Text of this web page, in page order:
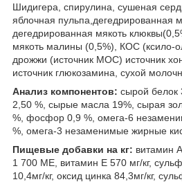
Шидигера, спирулина, сушеная
яблочная пульпа,дегедрированная
дегедрированная мякоть
мякоть малины (0,5%), КОС (ксило-
дрожжи (источник МОС) источник
источник глюкозамина, сухой
Анализ компонентов: сырой белок
2,50 %, сырые масла 19%, сырая
%, фосфор 0,9 %, омега-6
%, омега-3 незаменимые жирные
Пищевые добавки на кг: витамин
1 700 МЕ, витамин Е 570 мг/кг,
10,4мг/кг, оксид цинка 84,3мг/кг,